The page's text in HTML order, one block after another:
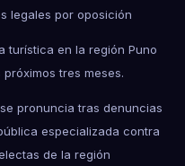
legales por oposición
turística en la región Puno
tres meses.
pronuncia tras denuncias
especializada contra
de la región